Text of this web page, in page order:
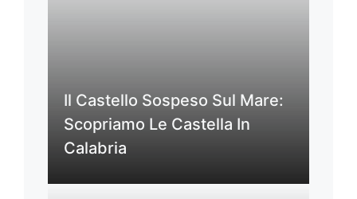
Il Castello Sospeso Sul Mare:
Scopriamo Le Castella In
Calabria